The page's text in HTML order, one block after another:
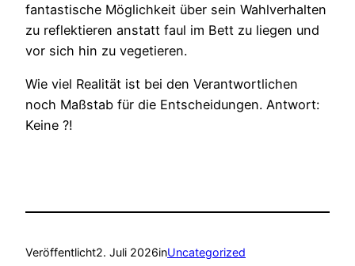
fantastische Möglichkeit über sein Wahlverhalten
zu reflektieren anstatt faul im Bett zu liegen und
vor sich hin zu vegetieren.
Wie viel Realität ist bei den Verantwortlichen
noch Maßstab für die Entscheidungen. Antwort:
Keine ?!
Veröffentlicht2. Juli 2026inUncategorized